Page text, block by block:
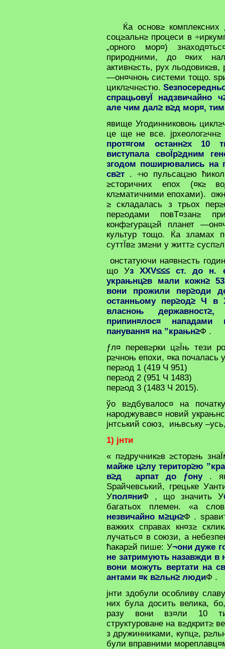
Ќа основ≥
соц≥альн≥ процеси в
„орного мор¤)
природними, до ¤ких
активн≥сть, рух льодовик≥в,
—он¤чноњ системи тощо.
цикл≥чн≥стю.
спрацьовуЇ надзвичайно
але чим дал≥ в≥д мор¤,
явище Угодинниковоњ
це ще не все.
прот¤гом останн≥х 10
виступала своЇр≥дним
згодом поширювались на
св≥т . ÷ю пульсац≥ю
≥сторичних епох (¤к≥
кл≥матичними епохами).
≥ складалась з трьох
пер≥одами повТ¤зан≥
конф≥гурац≥й планет
культур тощо. Ќа зламах
суттЇв≥ зм≥ни у житт≥
онстатуючи на¤вн≥сть
що Уз XXV≤≤≤ ст. до н.
украњнц≥в мали кожн≥
вони прожили пер≥оди
останньому пер≥од≥ Ч в
власноњ
припин¤лос¤ нападами
пануванн¤ на ”крањн≥Ф .
ƒл¤ перев≥рки ц≥Їњ тези
р≥чноњ епохи, ¤ка почалась
пер≥од 1 (419 Ч 951)
пер≥од 2 (951 Ч 1483)
пер≥од 3 (1483 Ч 2015).
ўо в≥дбувалос¤ на
народжувавс¤ новий
јнтський союз, ињвську
1) јнти
« п≥дручник≥в ≥стор≥њ
майже ц≥лу територ≥ю
в≥д арпат до ƒону. як
Ѕрайчевський, грецьке
Упол¤ниФ , що значить У
багатьох племен. «а
незвичайно м≥цн≥Ф .
важких справах кн¤з≥
лучатьс¤ в союзи, а
ћакар≥й пише: У¬они дуже
не затримують назавжди
вони можуть вертати на
антами ¤к в≥льн≥ людиФ .
јнти здобули особливу
них була досить велика,
разу вони вз¤ли 10
структуроване на в≥дкрит≥
з дружинниками, купц≥,
були вправними